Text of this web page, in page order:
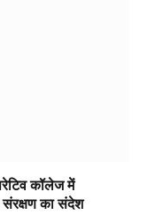
कॉलेज में
संरक्षण का संदेश